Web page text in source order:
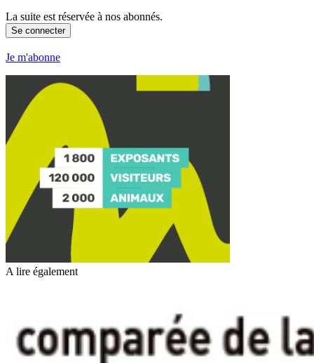
La suite est réservée à nos abonnés.
Se connecter
Je m'abonne
A lire également